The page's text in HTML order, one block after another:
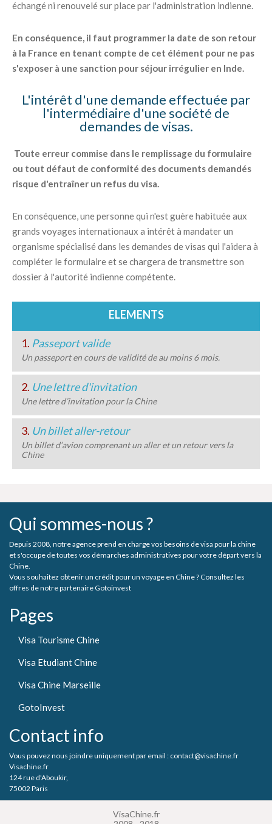
échangé ni renouvelé sur place par l'administration indienne.
En conséquence, il faut programmer la date de son retour
à la France en tenant compte de cet élément pour ne pas
s'exposer à une sanction pour séjour irrégulier en Inde.
L'intérêt d'une demande effectuée par
l'intermédiaire d'une société de
demandes de visas.
Toute erreur commise dans le remplissage du formulaire
ou tout défaut de conformité des documents demandés
risque d'entraîner un refus du visa.
En conséquence, une personne qui n'est guère habituée aux
grands voyages internationaux a intérêt à mandater un
organisme spécialisé dans les demandes de visas qui l'aidera à
compléter le formulaire et se chargera de transmettre son
dossier à l'autorité indienne compétente.
ELEMENTS
1. Passeport valide
Un passeport en cours de validité de au moins 6 mois.
2. Une lettre d'invitation
Une lettre d’invitation pour la Chine
3. Un billet aller-retour
Un billet d’avion comprenant un aller et un retour vers la
Chine
Qui sommes-nous ?
Depuis 2008, notre agence prend en charge vos besoins de visa pour la chine
et s'occupe de toutes vos démarches administratives pour votre départ vers la
Chine.
Vous souhaitez obtenir un crédit pour un voyage en Chine ? Consultez les
offres de notre partenaire Gotoinvest
Pages
Visa Tourisme Chine
Visa Etudiant Chine
Visa Chine Marseille
GotoInvest
Contact info
Vous pouvez nous joindre uniquement par email : contact@visachine.fr
Visachine.fr
124 rue d'Aboukir,
75002 Paris
VisaChine.fr